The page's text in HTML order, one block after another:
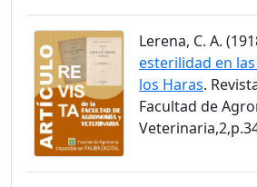
Lerena, C. A.
esterilidad en
los Haras.
Facultad de